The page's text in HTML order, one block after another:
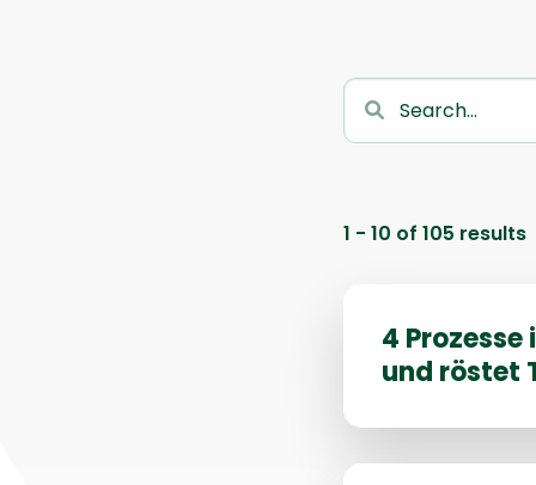
1 - 10 of 105 results
4
und röstet
mehr
über